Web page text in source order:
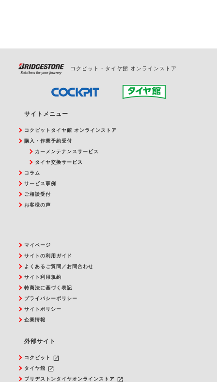
コクピット・タイヤ館 オンラインストア
サイトメニュー
コクピットタイヤ館 オンラインストア
購入・作業予約受付
カーメンテナンスサービス
タイヤ交換サービス
コラム
サービス事例
ご相談受付
お客様の声
マイページ
サイトの利用ガイド
よくあるご質問／お問合わせ
サイト利用規約
特商法に基づく表記
プライバシーポリシー
サイトポリシー
企業情報
外部サイト
コクピット launch
タイヤ館 launch
ブリヂストンタイヤオンラインストア launch